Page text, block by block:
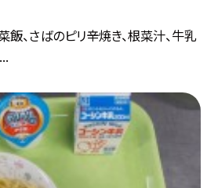
飯、さばのピリ辛焼き、根菜汁、牛乳